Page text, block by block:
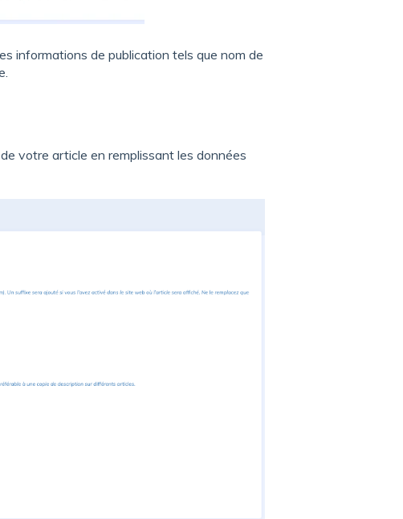
informations de publication tels que nom de
votre article en remplissant les données